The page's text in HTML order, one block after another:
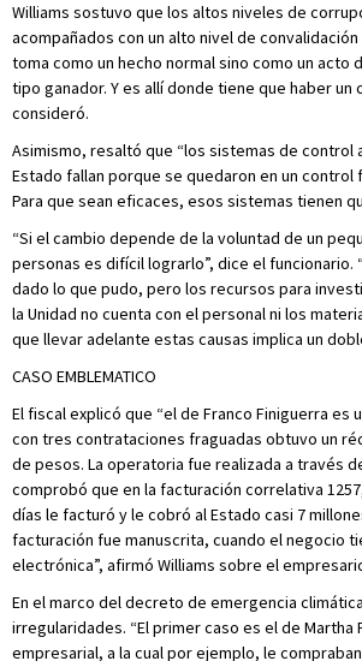
Williams sostuvo que los altos niveles de
acompañados con un alto nivel de convalidación
toma como un hecho normal sino como un acto
tipo ganador. Y es allí donde tiene que haber un
consideró.
Asimismo, resaltó que “los sistemas de control
Estado fallan porque se quedaron en un control
Para que sean eficaces, esos sistemas tienen
“Si el cambio depende de la voluntad de un
personas es difícil lograrlo”, dice el funcionario.
dado lo que pudo, pero los recursos para
la Unidad no cuenta con el personal ni los
que llevar adelante estas causas implica un
CASO EMBLEMATICO
El fiscal explicó que “el de Franco Finiguerra es
con tres contrataciones fraguadas obtuvo un
de pesos. La operatoria fue realizada a través
comprobó que en la facturación correlativa
días le facturó y le cobró al Estado casi 7
facturación fue manuscrita, cuando el negocio
electrónica”, afirmó Williams sobre el
En el marco del decreto de emergencia
irregularidades. “El primer caso es el de Martha
empresarial, a la cual por ejemplo, le